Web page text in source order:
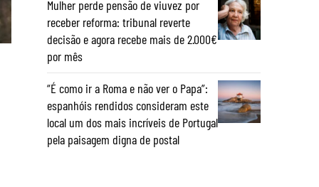
Mulher perde pensão de viuvez por
receber reforma: tribunal reverte
decisão e agora recebe mais de 2.000€
por mês
“É como ir a Roma e não ver o Papa”:
espanhóis rendidos consideram este
local um dos mais incríveis de Portugal
pela paisagem digna de postal